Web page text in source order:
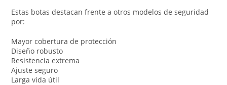
Estas botas destacan frente a otros modelos de seguridad
por:
Mayor cobertura de protección
Diseño robusto
Resistencia extrema
Ajuste seguro
Larga vida útil